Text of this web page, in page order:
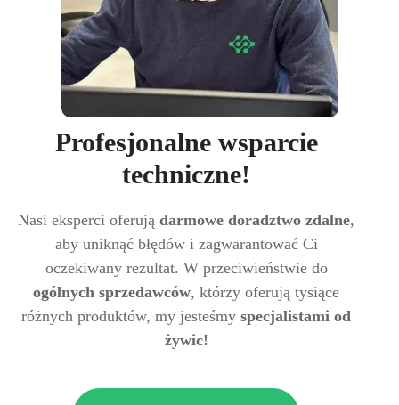
Profesjonalne wsparcie
techniczne!
Nasi eksperci oferują darmowe doradztwo zdalne,
aby uniknąć błędów i zagwarantować Ci
oczekiwany rezultat. W przeciwieństwie do
ogólnych sprzedawców, którzy oferują tysiące
różnych produktów, my jesteśmy specjalistami od
żywic!